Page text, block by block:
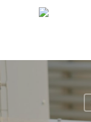
TEST89838